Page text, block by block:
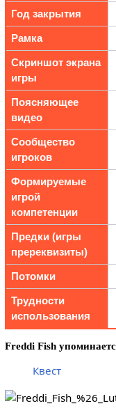
Год закрытия
Рамка
Скриншот экрана
игры
Поясняющее
видео
Сообщество
игроков
Формируемые
игрой
компетенции
Предки (игры
пререквизиты)
Потомки
Трудности
использования
Freddi Fish
Квест